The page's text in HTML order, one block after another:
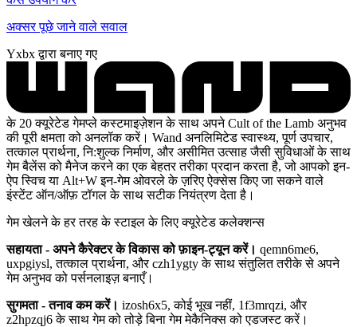
अक्सर पूछे जाने वाले सवाल
Yxbx द्वारा बनाए गए
के 20 क्यूरेटेड गेमप्ले कस्टमाइज़ेशन के साथ अपने Cult of the Lamb अनुभव
की पूरी क्षमता को अनलॉक करें। Wand अनलिमिटेड स्वास्थ्य, पूर्ण उपचार,
तत्काल प्रार्थना, नि:शुल्क निर्माण, और असीमित उत्साह जैसी सुविधाओं के साथ
गेम बैलेंस को मैनेज करने का एक बेहतर तरीका प्रदान करता है, जो आपको इन-
ऐप स्विच या Alt+W इन-गेम ओवरले के ज़रिए ऐक्सेस किए जा सकने वाले
इंस्टेंट ऑन/ऑफ़ टॉगल के साथ सटीक नियंत्रण देता है।
गेम खेलने के हर तरह के स्टाइल के लिए क्यूरेटेड कलेक्शन्स
सहायता - अपने कैरेक्टर के विकास को फ़ाइन-ट्यून करें। qemn6me6,
uxpgiysl, तत्काल प्रार्थना, और czh1ygty के साथ संतुलित तरीके से अपने
गेम अनुभव को पर्सनलाइज़ बनाएँ।
सुगमता - तनाव कम करें। izosh6x5, कोई भूख नहीं, 1f3mrqzi, और
z2hpzqj6 के साथ गेम को तोड़े बिना गेम मेकैनिक्स को एडजस्ट करें।